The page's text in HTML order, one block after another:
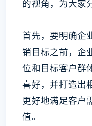
的视角，为大家
首先，要明确企
销目标之前，企
位和目标客户群
喜好，并打造出
更好地满足客户
值。